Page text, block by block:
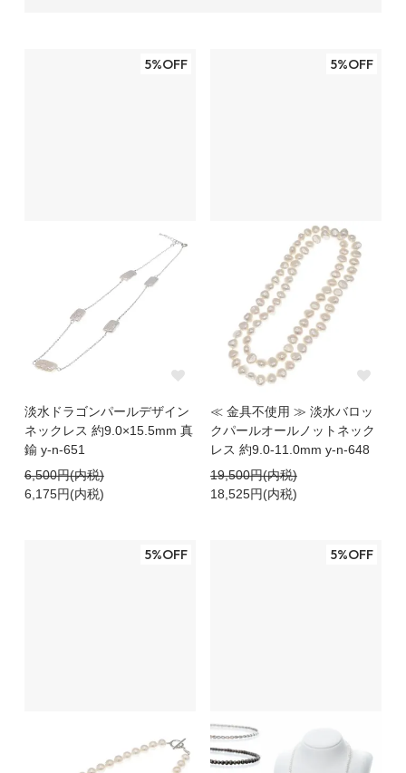
5%OFF
淡水ドラゴンパールデザイン
ネックレス 約9.0×15.5mm 真
鍮 y-n-651
6,500円(内税)
6,175円(内税)
5%OFF
≪ 金具不使用 ≫ 淡水バロッ
クパールオールノットネック
レス 約9.0-11.0mm y-n-648
19,500円(内税)
18,525円(内税)
5%OFF 5%OFF